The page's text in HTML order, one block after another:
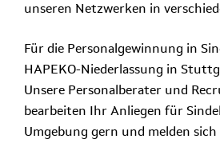
unseren Netzwerken in
Für die Personalgewinnung in
HAPEKO-Niederlassung in
Unsere Personalberater und
bearbeiten Ihr Anliegen für
Umgebung gern und melden